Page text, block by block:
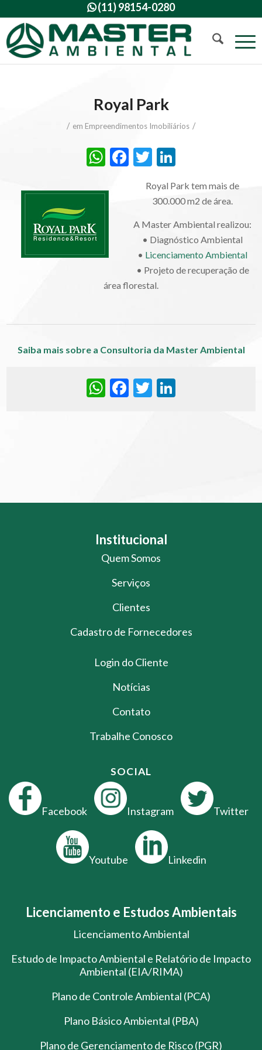
(11) 98154-0280
Royal Park
/ em Empreendimentos Imobiliários /
WhatsApp
Facebook
Twitter
Royal Park tem mais de
300.000 m2 de área.
A Master Ambiental realizou:
• Diagnóstico Ambiental
• Licenciamento Ambiental
• Projeto de recuperação de
área florestal.
Saiba mais sobre a Consultoria da Master Ambiental
WhatsApp
Facebook
Twitter
Institucional
Quem Somos
Serviços
Clientes
Cadastro de Fornecedores
Login do Cliente
Notícias
Contato
Trabalhe Conosco
SOCIAL
Facebook Instagram Twitter
Youtube Linkedin
Licenciamento e Estudos Ambientais
Licenciamento Ambiental
Estudo de Impacto Ambiental e Relatório de Impacto
Ambiental (EIA/RIMA)
Plano de Controle Ambiental (PCA)
Plano Básico Ambiental (PBA)
Plano de Gerenciamento de Risco (PGR)